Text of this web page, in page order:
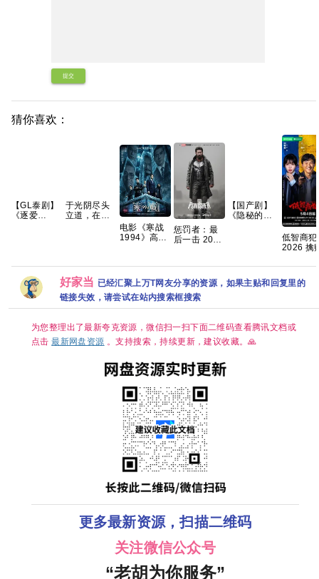
提交
猜你喜欢：
【GL泰剧】
《逐爱
【泰语中
字】【共8
集】
于光阴尽头
立道，在轮
之外》典藏
完整版
电影《寒战
1994》高清
源链接
惩罚者：最
后一击 2026
【国产剧】
《隐秘的角
集】
低智商犯
2026 擒
骁 田曦
传君 已更最
新 夸克
好家当 已经汇聚上万T网友分享的资源，如果主贴和回复里的
链接失效，请尝试在站内搜索框搜索
为您整理出了最新夸克资源，微信扫一扫下面二维码查看腾讯文档或
点击最新网盘资源 。支持搜索，持续更新，建议收藏。🙏
更多最新资源，扫描二维码
关注微信公众号
“老胡为你服务”